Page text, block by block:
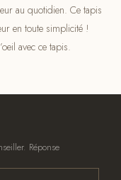
au quotidien. Ce tapis
en toute simplicité !
avec ce tapis.
Réponse